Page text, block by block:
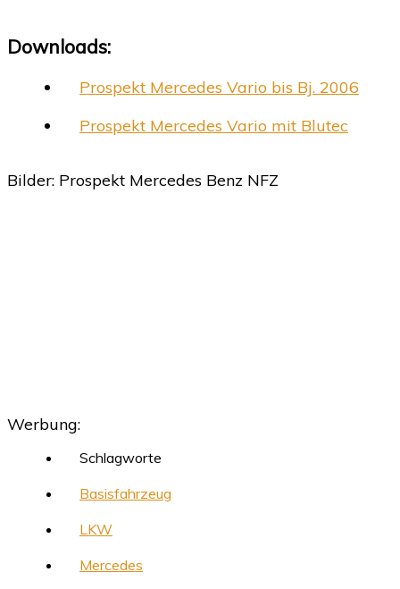
Downloads:
Prospekt Mercedes Vario bis Bj. 2006
Prospekt Mercedes Vario mit Blutec
Bilder: Prospekt Mercedes Benz NFZ
Werbung:
Schlagworte
Basisfahrzeug
LKW
Mercedes